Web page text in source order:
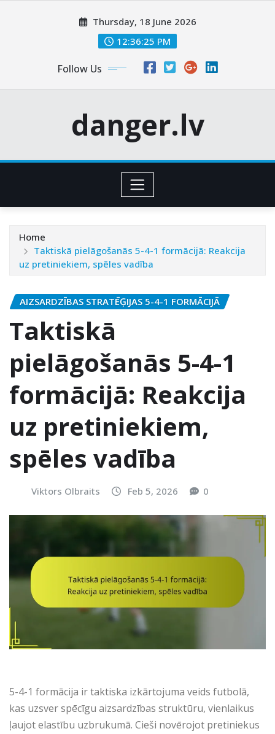
Thursday, 18 June 2026
12:36:26 PM
Follow Us
danger.lv
Home
Taktiskā pielāgošanās 5-4-1 formācijā: Reakcija
uz pretiniekiem, spēles vadība
AIZSARDZĪBAS STRATĒĢIJAS 5-4-1 FORMĀCIJĀ
Taktiskā
pielāgošanās 5-4-1
formācijā: Reakcija
uz pretiniekiem,
spēles vadība
Viktors Olbraits Feb 5, 2026 0
5-4-1 formācija ir taktiska izkārtojuma veids futbolā,
kas uzsver spēcīgu aizsardzības struktūru, vienlaikus
ļaujot elastību uzbrukumā. Cieši novērojot pretiniekus